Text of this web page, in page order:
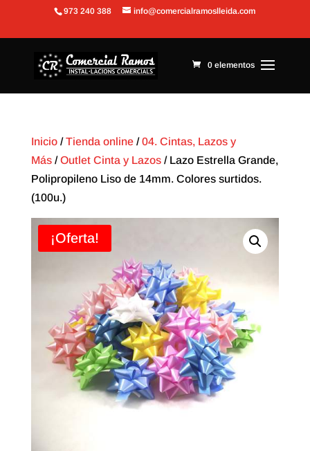
Abrir barra de herramientas
973 240 388 info@comercialramoslleida.com
0 elementos
Inicio/Tienda online/04. Cintas, Lazos y
Más/Outlet Cinta y Lazos/ Lazo Estrella Grande,
Polipropileno Liso de 14mm. Colores surtidos.
(100u.)
¡Oferta!